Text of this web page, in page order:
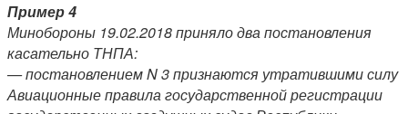
Пример 4
Минобороны 19.02.2018 приняло два постановления
касательно ТНПА:
— постановлением N 3 признаются утратившими силу
Авиационные правила государственной регистрации